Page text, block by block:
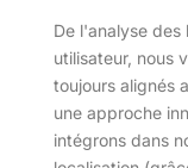
De l'analyse des
utilisateur, nous
toujours alignés
une approche
intégrons dans